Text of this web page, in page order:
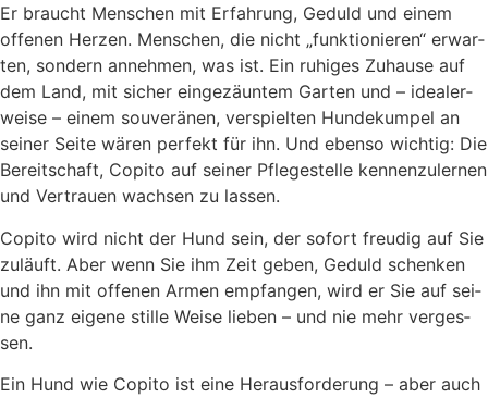
Er braucht Men­schen mit Erfah­rung, Geduld und einem
offe­nen Her­zen. Men­schen, die nicht „funk­tio­nie­ren“ erwar­
ten, son­dern anneh­men, was ist. Ein ruhi­ges Zuhau­se auf
dem Land, mit sicher ein­ge­zäun­tem Gar­ten und – idea­ler­
wei­se – einem sou­ve­rä­nen, ver­spiel­ten Hun­de­kum­pel an
sei­ner Sei­te wären per­fekt für ihn. Und eben­so wich­tig: Die
Bereit­schaft, Copi­to auf sei­ner Pfle­ge­stel­le ken­nen­zu­ler­nen
und Ver­trau­en wach­sen zu las­sen.
Copi­to wird nicht der Hund sein, der sofort freu­dig auf Sie
zuläuft. Aber wenn Sie ihm Zeit geben, Geduld schen­ken
und ihn mit offe­nen Armen emp­fan­gen, wird er Sie auf sei­
ne ganz eige­ne stil­le Wei­se lie­ben – und nie mehr ver­ges­
sen.
Ein Hund wie Copi­to ist eine Her­aus­for­de­rung – aber auch